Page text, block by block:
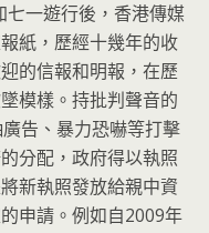
一遊行後， 香港傳媒
紙， 歷經十幾年的收
的信報和明報， 在歷
模樣。 持批判聲音的
告、 暴力恐嚇等打擊
分配， 政府得以執照
新執照發放給親中資
申請。例如自2009年